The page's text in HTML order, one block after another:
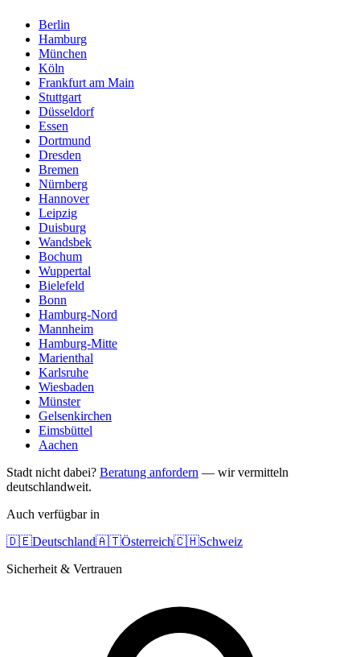
Berlin
Hamburg
München
Köln
Frankfurt am Main
Stuttgart
Düsseldorf
Essen
Dortmund
Dresden
Bremen
Nürnberg
Hannover
Leipzig
Duisburg
Wandsbek
Bochum
Wuppertal
Bielefeld
Bonn
Hamburg-Nord
Mannheim
Hamburg-Mitte
Marienthal
Karlsruhe
Wiesbaden
Münster
Gelsenkirchen
Eimsbüttel
Aachen
Stadt nicht dabei? Beratung anfordern — wir vermitteln
deutschlandweit.
Auch verfügbar in
🇩🇪Deutschland🇦🇹Österreich🇨🇭Schweiz
Sicherheit & Vertrauen